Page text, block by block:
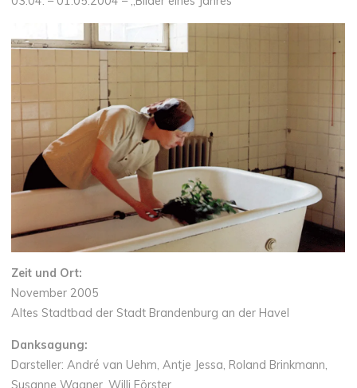
Zeit und Ort:
November 2005
Altes Stadtbad der Stadt Brandenburg an der Havel
Danksagung:
Darsteller: André van Uehm, Antje Jessa, Roland Brinkmann,
Susanne Wagner, Willi Förster